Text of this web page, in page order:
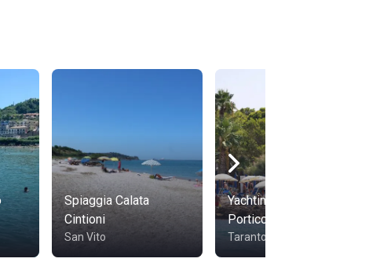
Spiaggia Calata
Cintioni
San Vito
Yachting Club
Porticciolo
Taranto